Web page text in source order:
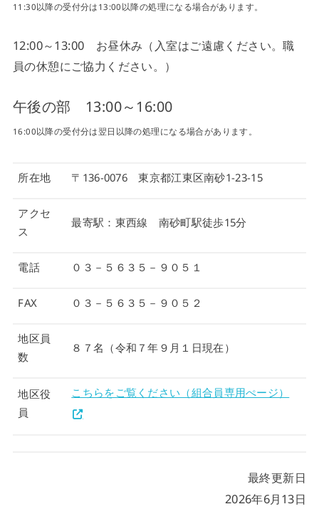
11:30以降の受付分は13:00以降の処理になる場合があります。
12:00～13:00 お昼休み（入室はご遠慮ください。職
員の休憩にご協力ください。）
午後の部 13:00～16:00
16:00以降の受付分は翌日以降の処理になる場合があります。
所在地
〒136-0076 東京都江東区南砂1-23-15
アクセ
ス
最寄駅：東西線 南砂町駅徒歩15分
電話
０３－５６３５－９０５１
FAX
０３－５６３５－９０５２
地区員
数
８７名（令和７年９月１日現在）
地区役
員
こちらをご覧ください（組合員専用ぺージ）
最終更新日
2026年6月13日